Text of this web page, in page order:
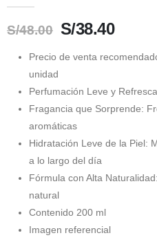
S/48.00 El
original
S/48.00.
S/38.40El
S/
Precio de venta
unidad
Perfumación Leve y
Fragancia que Sorprende:
aromáticas
Hidratación Leve de la Piel:
a lo largo del día
Fórmula con Alta
natural
Contenido 200 ml
Imagen referencial